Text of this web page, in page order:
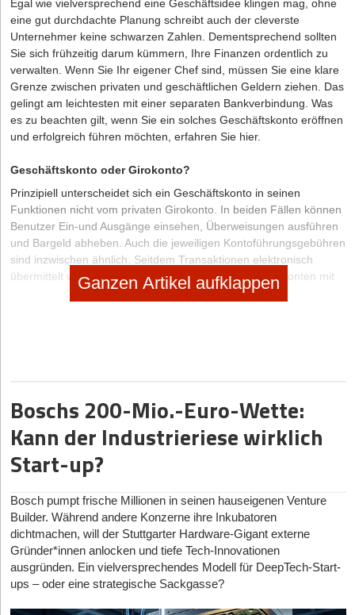
Egal wie vielversprechend eine Geschäftsidee klingen mag, ohne
eine gut durchdachte Planung schreibt auch der cleverste
Unternehmer keine schwarzen Zahlen. Dementsprechend sollten
Sie sich frühzeitig darum kümmern, Ihre Finanzen ordentlich zu
verwalten. Wenn Sie Ihr eigener Chef sind, müssen Sie eine klare
Grenze zwischen privaten und geschäftlichen Geldern ziehen. Das
gelingt am leichtesten mit einer separaten Bankverbindung. Was
es zu beachten gilt, wenn Sie ein solches Geschäftskonto eröffnen
und erfolgreich führen möchten, erfahren Sie hier.
Geschäftskonto oder Girokonto?
Prinzipiell unterscheidet sich ein Geschäftskonto in seinen
Funktionen nicht vom privaten Girokonto. In beiden Fällen können
Benutzer Ein-und Ausgänge einsehen, Überweisungen ausführen
und Bargeld abheben. Auch die jeweiligen Kontoführungsgebühren
sind inzwischen ähnlich. Seitdem Transaktionen elektronisch
übermittelt werden, müssen Selbstständige für Firmenkonten mit
starkem Zahlungsverkehr nicht zwingend mehr bezahlen. Der
Möchten Sie als Einzelunternehmer ein Geschäftskonto eröffnen,
haben Sie die Qual der Wahl. Dabei müssen Sie sich nicht nur für
Modell. Generell lassen sich die Angebote in drei Kategorien
einteilen:
Filialbanken
Direktbanken
Fintechs
Ganzen Artikel aufklappen
Boschs 200-Mio.-Euro-Wette:
Kann der Industrieriese wirklich
Start-up?
Bosch pumpt frische Millionen in seinen hauseigenen Venture
Builder. Während andere Konzerne ihre Inkubatoren
dichtmachen, will der Stuttgarter Hardware-Gigant externe
Gründer*innen anlocken und tiefe Tech-Innovationen
ausgründen. Ein vielversprechendes Modell für DeepTech-Start-
ups – oder eine strategische Sackgasse?